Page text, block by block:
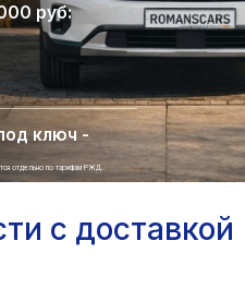
руб:
ключ -
отдельно по тарифам РЖД.
с доставкой